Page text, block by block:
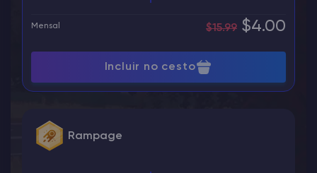
Mensal $15.99 $4.00
Incluir no cesto
Rampage